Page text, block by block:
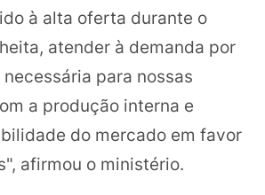
à alta oferta durante o
atender à demanda por
para nossas
a produção interna e
do mercado em favor
afirmou o ministério.